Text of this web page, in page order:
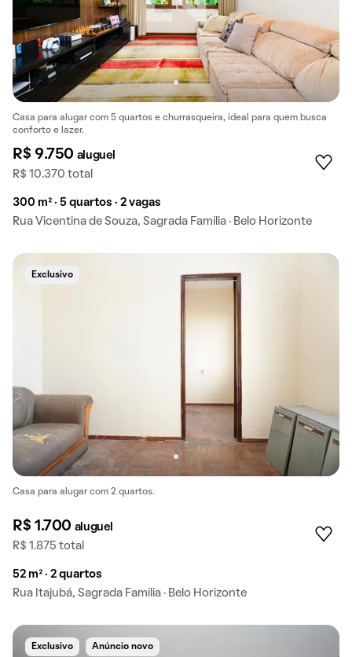
Casa para alugar com 5 quartos e churrasqueira, ideal para quem busca
conforto e lazer.
R$ 9.750 aluguel
R$ 10.370 total
300 m² · 5 quartos · 2 vagas
Rua Vicentina de Souza, Sagrada Família · Belo Horizonte
Exclusivo
Casa para alugar com 2 quartos.
R$ 1.700 aluguel
R$ 1.875 total
52 m² · 2 quartos
Rua Itajubá, Sagrada Família · Belo Horizonte
Exclusivo Anúncio novo